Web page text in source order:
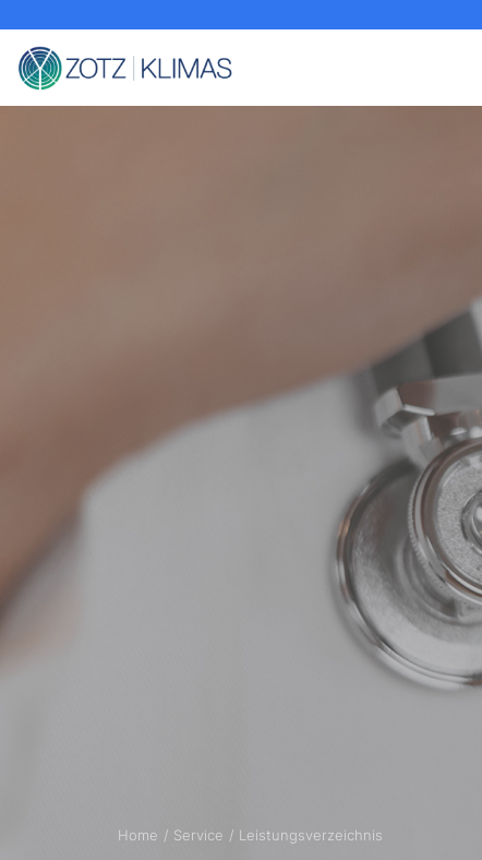
Home Service Leistungsverzeichnis